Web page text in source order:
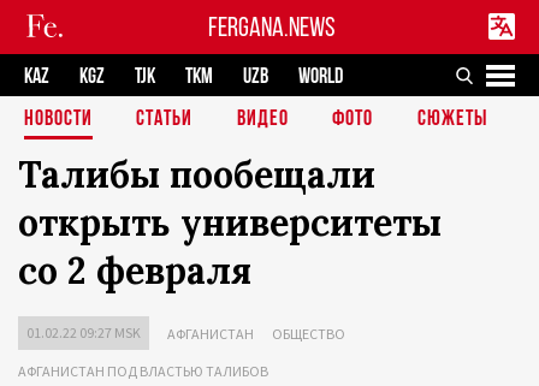
FERGANA.NEWS
KAZ KGZ TJK TKM UZB
WORLD
НОВОСТИ
СТАТЬИ ВИДЕО ФОТО СЮЖЕТЫ
Талибы пообещали
открыть университеты
со 2 февраля
01.02.22 09:27 MSK АФГАНИСТАН ОБЩЕСТВО
АФГАНИСТАН ПОД ВЛАСТЬЮ ТАЛИБОВ